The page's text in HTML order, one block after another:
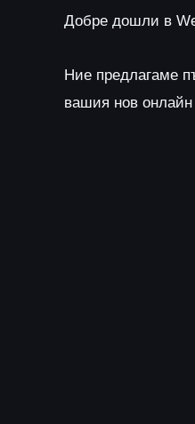
Добре дошли в
Ние предлагаме
вашия нов онлайн